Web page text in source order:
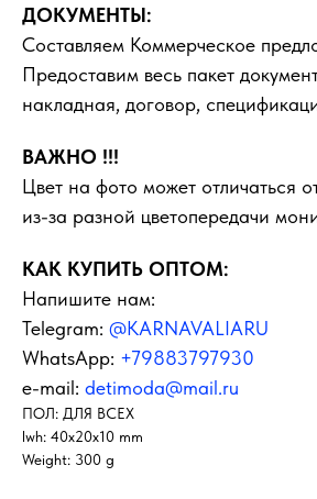
ДОКУМЕНТЫ:
Составляем Коммерческое
Предоставим весь пакет
накладная, договор,
ВАЖНО !!!
Цвет на фото может отличаться
из-за разной цветопередачи
КАК КУПИТЬ ОПТОМ:
Напишите нам:
Telegram: @KARNAVALIARU
WhatsApp: +79883797930
e-mail: detimoda@mail.ru
ПОЛ: ДЛЯ ВСЕХ
lwh: 40x20x10 mm
Weight: 300 g